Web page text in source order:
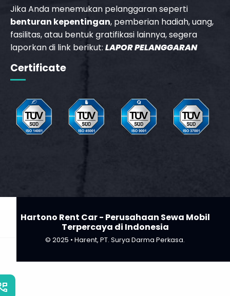
Jika Anda menemukan pelanggaran seperti
benturan kepentingan, pemberian hadiah, uang,
fasilitas, atau bentuk gratifikasi lainnya, segera
laporkan di link berikut: LAPOR PELANGGARAN
Certificate
Hartono Rent Car - Perusahaan Sewa Mobil
Terpercaya di Indonesia
© 2025 • Harent, PT. Surya Darma Perkasa.